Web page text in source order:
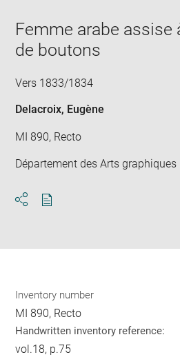
Femme arabe assise
de boutons
Vers 1833/1834
Delacroix, Eugène
MI 890, Recto
Département des Arts graphiques
Inventory number
MI 890, Recto
Handwritten inventory reference:
vol.18, p.75